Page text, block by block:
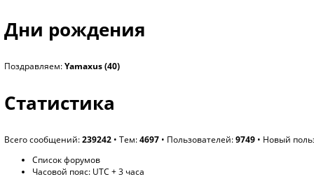
Дни рождения
Поздравляем:Yamaxus(40)
Статистика
Всего сообщений:239242 • Тем:4697 • Пользователей:9749 • Новый
Список форумов
Часовой пояс: UTC + 3 часа